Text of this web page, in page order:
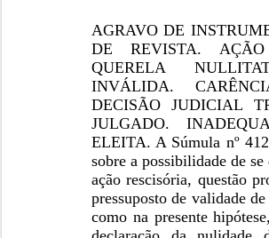
AGRAVO DE
DE REVISTA. AÇÃO
QUERELA
INVÁLIDA.
DECISÃO JUDICIAL
JULGADO.
ELEITA. A Súmula nº
sobre a possibilidade de
ação rescisória, questão
pressuposto de validade
como na presente